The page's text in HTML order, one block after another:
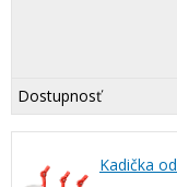
Dostupnosť
Kadička